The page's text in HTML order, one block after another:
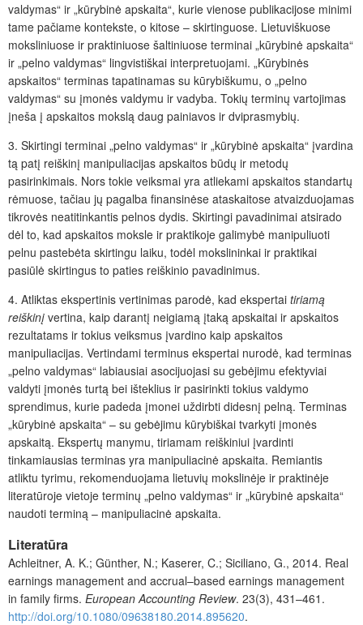
valdymas“ ir „kūrybinė apskaita“, kurie vienose publikacijose minimi
tame pačiame kontekste, o kitose – skirtinguose. Lietuviškuose
moksliniuose ir praktiniuose šaltiniuose terminai „kūrybinė apskaita“
ir „pelno valdymas“ lingvistiškai interpretuojami. „Kūrybinės
apskaitos“ terminas tapatinamas su kūrybiškumu, o „pelno
valdymas“ su įmonės valdymu ir vadyba. Tokių terminų vartojimas
įneša į apskaitos mokslą daug painiavos ir dviprasmybių.
3. Skirtingi terminai „pelno valdymas“ ir „kūrybinė apskaita“ įvardina
tą patį reiškinį manipuliacijas apskaitos būdų ir metodų
pasirinkimais. Nors tokie veiksmai yra atliekami apskaitos standartų
rėmuose, tačiau jų pagalba finansinėse ataskaitose atvaizduojamas
tikrovės neatitinkantis pelnos dydis. Skirtingi pavadinimai atsirado
dėl to, kad apskaitos moksle ir praktikoje galimybė manipuliuoti
pelnu pastebėta skirtingu laiku, todėl mokslininkai ir praktikai
pasiūlė skirtingus to paties reiškinio pavadinimus.
4. Atliktas ekspertinis vertinimas parodė, kad ekspertai tiriamą
reiškinį vertina, kaip darantį neigiamą įtaką apskaitai ir apskaitos
rezultatams ir tokius veiksmus įvardino kaip apskaitos
manipuliacijas. Vertindami terminus ekspertai nurodė, kad terminas
„pelno valdymas“ labiausiai asocijuojasi su gebėjimu efektyviai
valdyti įmonės turtą bei išteklius ir pasirinkti tokius valdymo
sprendimus, kurie padeda įmonei uždirbti didesnį pelną. Terminas
„kūrybinė apskaita“ – su gebėjimu kūrybiškai tvarkyti įmonės
apskaitą. Ekspertų manymu, tiriamam reiškiniui įvardinti
tinkamiausias terminas yra manipuliacinė apskaita. Remiantis
atliktu tyrimu, rekomenduojama lietuvių mokslinėje ir praktinėje
literatūroje vietoje terminų „pelno valdymas“ ir „kūrybinė apskaita“
naudoti terminą – manipuliacinė apskaita.
Literatūra
Achleitner, A. K.; Günther, N.; Kaserer, C.; Siciliano, G., 2014. Real
earnings management and accrual–based earnings management
in family firms. European Accounting Review. 23(3), 431–461.
http://doi.org/10.1080/09638180.2014.895620.